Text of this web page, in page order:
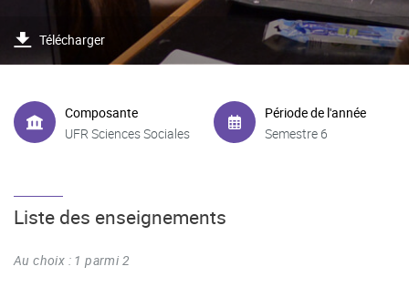
Télécharger
Composante
UFR Sciences Sociales
Période de l'année
Semestre 6
Liste des enseignements
Au choix : 1 parmi 2